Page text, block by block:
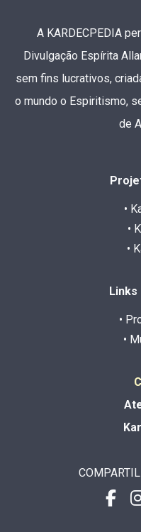
A KARDECPEDIA
Divulgação Espírita
sem fins lucrativos,
o mundo o Espiritismo,
de
•
•
•
Links
•
•